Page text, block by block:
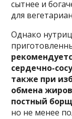
сытнее и
для
Однако
сердечно-
также при
обмена
постный борщ
но не менее